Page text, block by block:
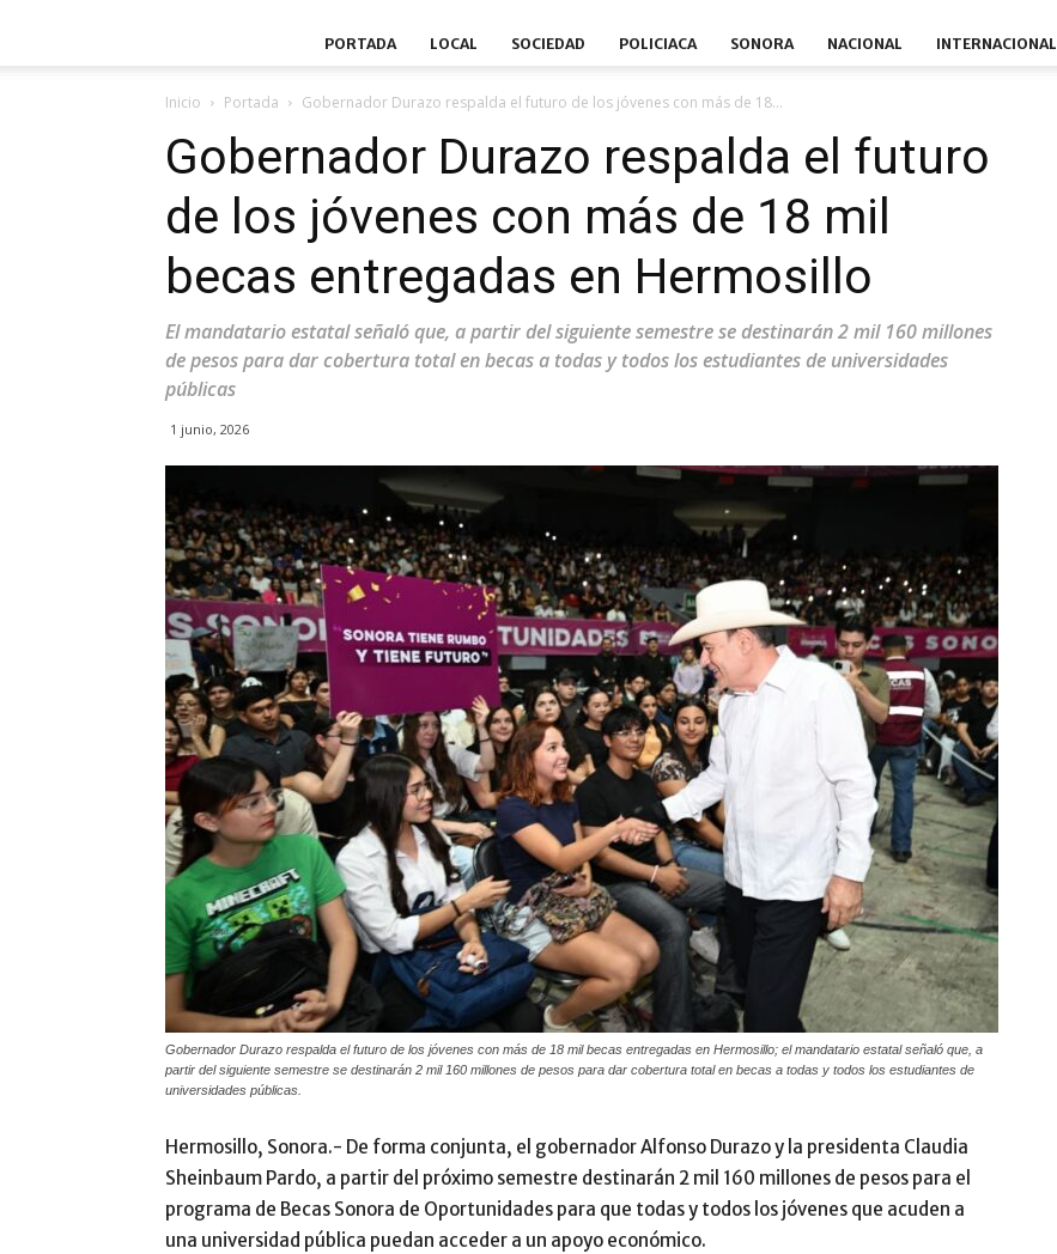
PORTADA LOCAL SOCIEDAD POLICIACA SONORA NACIONAL INTERNACIONAL
Inicio Portada Gobernador Durazo respalda el futuro de los jóvenes con más de 18...
Gobernador Durazo respalda el futuro
de los jóvenes con más de 18 mil
becas entregadas en Hermosillo
El mandatario estatal señaló que, a partir del siguiente semestre se destinarán 2 mil 160 millones
de pesos para dar cobertura total en becas a todas y todos los estudiantes de universidades
públicas
1 junio, 2026
Gobernador Durazo respalda el futuro de los jóvenes con más de 18 mil becas entregadas en Hermosillo; el mandatario estatal señaló que, a
partir del siguiente semestre se destinarán 2 mil 160 millones de pesos para dar cobertura total en becas a todas y todos los estudiantes de
universidades públicas.
Hermosillo, Sonora.- De forma conjunta, el gobernador Alfonso Durazo y la presidenta Claudia
Sheinbaum Pardo, a partir del próximo semestre destinarán 2 mil 160 millones de pesos para el
programa de Becas Sonora de Oportunidades para que todas y todos los jóvenes que acuden a
una universidad pública puedan acceder a un apoyo económico.